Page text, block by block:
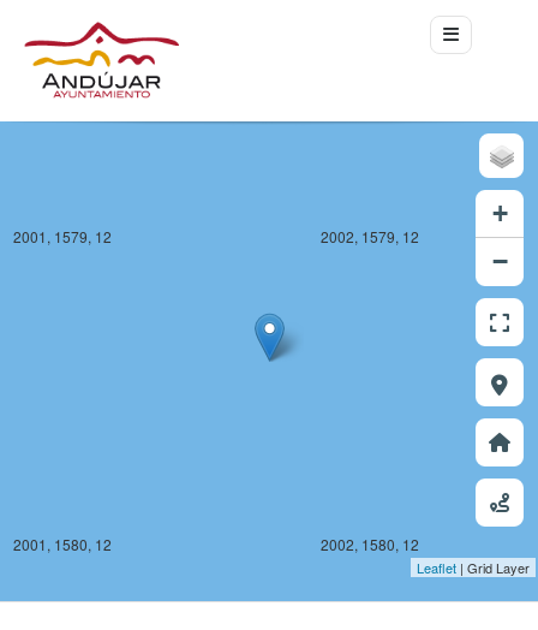
2001, 1579, 12 2002, 1579, 12
2001, 1580, 12 2002, 1580, 12
+
−
Leaflet | Grid Layer